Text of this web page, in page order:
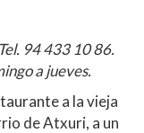
94 433 10 86.
a jueves.
a la vieja
de Atxuri, a un